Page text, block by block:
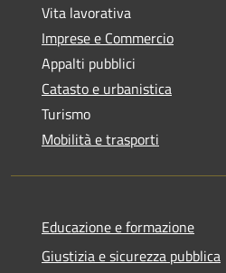
Vita lavorativa
Imprese e Commercio
Appalti pubblici
Catasto e urbanistica
Turismo
Mobilità e trasporti
Educazione e formazione
Giustizia e sicurezza pubblica